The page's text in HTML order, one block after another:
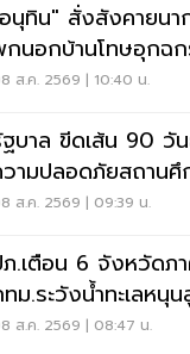
นุทิน" สั่งสังคายนา
นอกบ้านโทษอุกฉก
นหนัก
ส.ค. 2569 | 10:40 น.
บาล ขีดเส้น 90 วั
ามปลอดภัยสถาน
ลี่
ส.ค. 2569 | 09:39 น.
.เตือน 6 จังหวัดภ
ม.ระวังน้ำทะเลหนุ
ค.69
ส.ค. 2569 | 08:47 น.